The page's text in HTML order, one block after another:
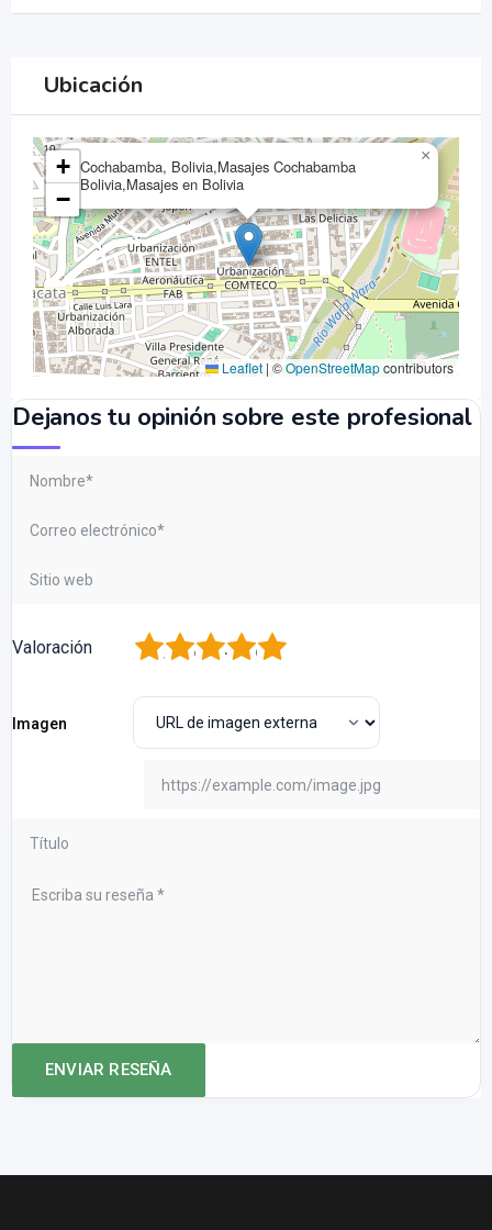
Ubicación
Cochabamba, Bolivia,Masajes Cochabamba
Bolivia,Masajes en Bolivia
×
+
−
Leaflet | ©OpenStreetMapcontributors
Dejanos tu opinión sobre este profesional
Valoración 5
4
3
2
Imagen